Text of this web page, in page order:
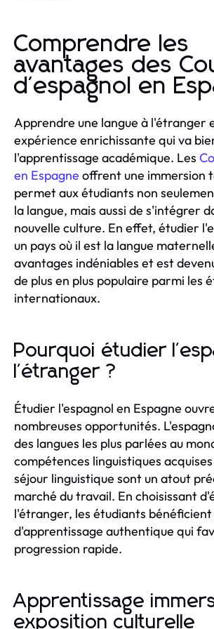
Comprendre les
avantages des
d'espagnol en
Apprendre une langue à l'étranger
expérience enrichissante qui va
l'apprentissage académique. Les
en Espagne offrent une immersion
permet aux étudiants non
la langue, mais aussi de s'intégrer
nouvelle culture. En effet, étudier
un pays où il est la langue
avantages indéniables et est
de plus en plus populaire parmi les
internationaux.
Pourquoi étudier
l'étranger ?
Étudier l'espagnol en Espagne
nombreuses opportunités.
des langues les plus parlées au
compétences linguistiques
séjour linguistique sont un atout
marché du travail. En choisissant
l'étranger, les étudiants
d'apprentissage authentique qui
progression rapide.
Apprentissage
exposition culturelle